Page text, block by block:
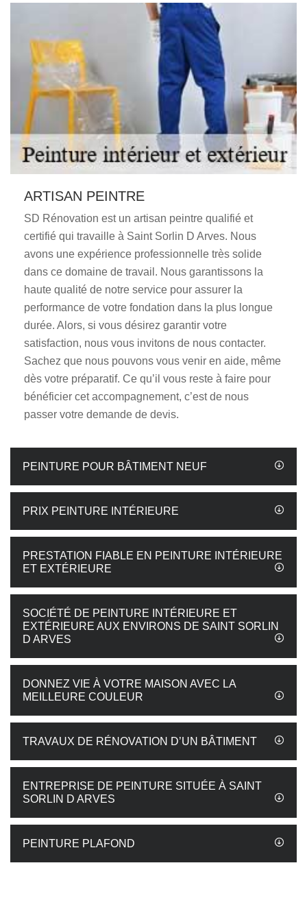
ARTISAN PEINTRE
SD Rénovation est un artisan peintre qualifié et
certifié qui travaille à Saint Sorlin D Arves. Nous
avons une expérience professionnelle très solide
dans ce domaine de travail. Nous garantissons la
haute qualité de notre service pour assurer la
performance de votre fondation dans la plus longue
durée. Alors, si vous désirez garantir votre
satisfaction, nous vous invitons de nous contacter.
Sachez que nous pouvons vous venir en aide, même
dès votre préparatif. Ce qu’il vous reste à faire pour
bénéficier cet accompagnement, c’est de nous
passer votre demande de devis.
PEINTURE POUR BÂTIMENT NEUF
PRIX PEINTURE INTÉRIEURE
PRESTATION FIABLE EN PEINTURE INTÉRIEURE
ET EXTÉRIEURE
SOCIÉTÉ DE PEINTURE INTÉRIEURE ET
EXTÉRIEURE AUX ENVIRONS DE SAINT SORLIN
D ARVES
DONNEZ VIE À VOTRE MAISON AVEC LA
MEILLEURE COULEUR
TRAVAUX DE RÉNOVATION D’UN BÂTIMENT
ENTREPRISE DE PEINTURE SITUÉE À SAINT
SORLIN D ARVES
PEINTURE PLAFOND